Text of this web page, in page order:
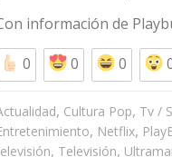
información de
0
0 0
, Cultura Pop, Tv /
, Netflix,
, Televisión,